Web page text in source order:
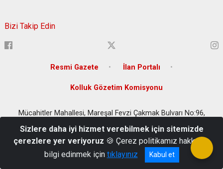
Bizi Takip Edin
Resmi Gazete İlan Portalı
Kolluk Gözetim Komisyonu
Mücahitler Mahallesi, Mareşal Fevzi Çakmak Bulvarı No:96,
(0342) 220 20 57
Sizlere daha iyi hizmet verebilmek için sitemizde
çerezlere yer veriyoruz 🍪 Çerez politikamız hakkında
bilgi edinmek için tıklayınız Kabul et